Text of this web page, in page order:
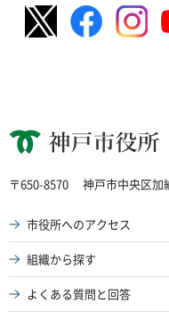
神戸市役所
〒650-8570 神戸市中央区加
市役所へのアクセス
組織から探す
よくある質問と回答